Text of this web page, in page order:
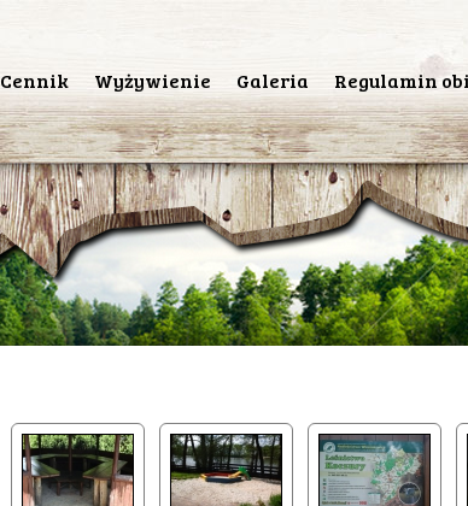
Cennik Wyżywienie Galeria Regulamin